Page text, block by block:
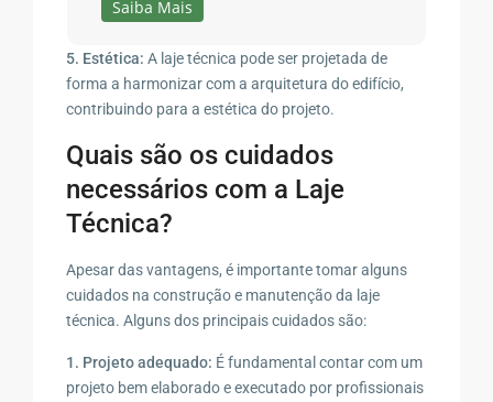
Saiba Mais
5. Estética: A laje técnica pode ser projetada de
forma a harmonizar com a arquitetura do edifício,
contribuindo para a estética do projeto.
Quais são os cuidados
necessários com a Laje
Técnica?
Apesar das vantagens, é importante tomar alguns
cuidados na construção e manutenção da laje
técnica. Alguns dos principais cuidados são:
1. Projeto adequado: É fundamental contar com um
projeto bem elaborado e executado por profissionais